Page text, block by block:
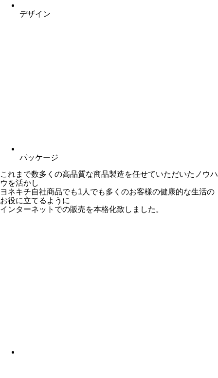
デザイン
パッケージ
これまで数多くの高品質な商品製造を任せていただいたノウハ
ウを活かし
ヨネキチ自社商品でも1人でも多くのお客様の健康的な生活の
お役に立てるように
インターネットでの販売を本格化致しました。